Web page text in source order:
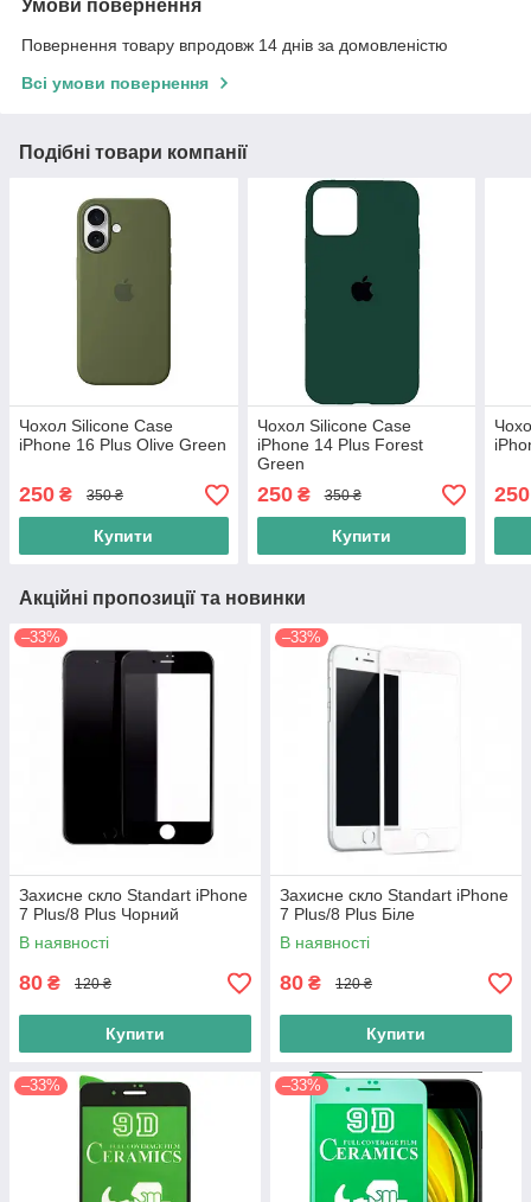
Умови повернення
Повернення товару впродовж 14 днів за домовленістю
Всі умови повернення
Подібні товари компанії
Чохол Silicone Case
iPhone 16 Plus Olive Green
250 ₴ 350 ₴
Купити
Чохол Silicone Case
iPhone 14 Plus Forest
Green
250₴ 350 ₴
Купити
250
Акційні пропозиції та новинки
–33%
Захисне скло Standart iPhone
7 Plus/8 Plus Чорний
В наявності
80 ₴ 120 ₴
Купити
–33%
Захисне скло Standart iPhone
7 Plus/8 Plus Біле
В наявності
80 ₴ 120 ₴
Купити
–33% –33%